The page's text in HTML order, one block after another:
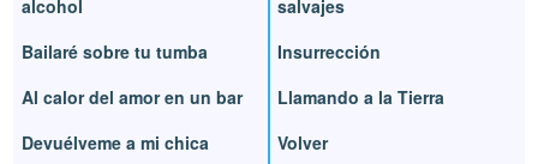
alcohol
Bailaré sobre tu tumba
Al calor del amor en un bar
Devuélveme a mi chica
salvajes
Insurrección
Llamando a la Tierra
Volver